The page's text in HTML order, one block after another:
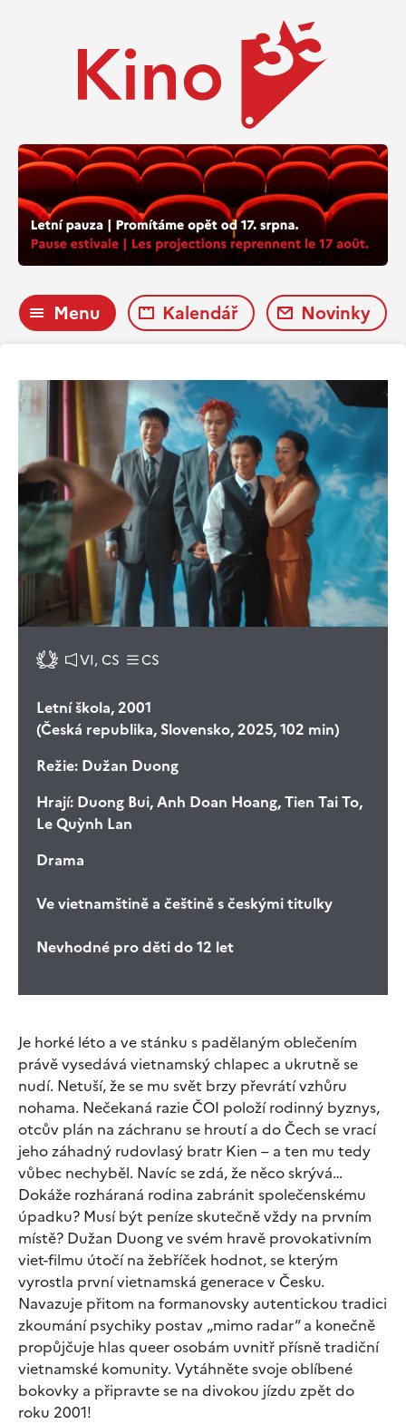
Menu Kalendář Novinky
VI, CS CS
Letní škola, 2001
(Česká republika, Slovensko, 2025, 102 min)
Režie: Dužan Duong
Hrají: Duong Bui, Anh Doan Hoang, Tien Tai To,
Le Quỳnh Lan
Drama
Ve vietnamštině a češtině s českými titulky
Nevhodné pro děti do 12 let
Je horké léto a ve stánku s padělaným oblečením
právě vysedává vietnamský chlapec a ukrutně se
nudí. Netuší, že se mu svět brzy převrátí vzhůru
nohama. Nečekaná razie ČOI položí rodinný byznys,
otcův plán na záchranu se hroutí a do Čech se vrací
jeho záhadný rudovlasý bratr Kien – a ten mu tedy
vůbec nechyběl. Navíc se zdá, že něco skrývá…
Dokáže rozháraná rodina zabránit společenskému
úpadku? Musí být peníze skutečně vždy na prvním
místě? Dužan Duong ve svém hravě provokativním
viet-filmu útočí na žebříček hodnot, se kterým
vyrostla první vietnamská generace v Česku.
Navazuje přitom na formanovsky autentickou tradici
zkoumání psychiky postav „mimo radar“ a konečně
propůjčuje hlas queer osobám uvnitř přísně tradiční
vietnamské komunity. Vytáhněte svoje oblíbené
bokovky a připravte se na divokou jízdu zpět do
roku 2001!